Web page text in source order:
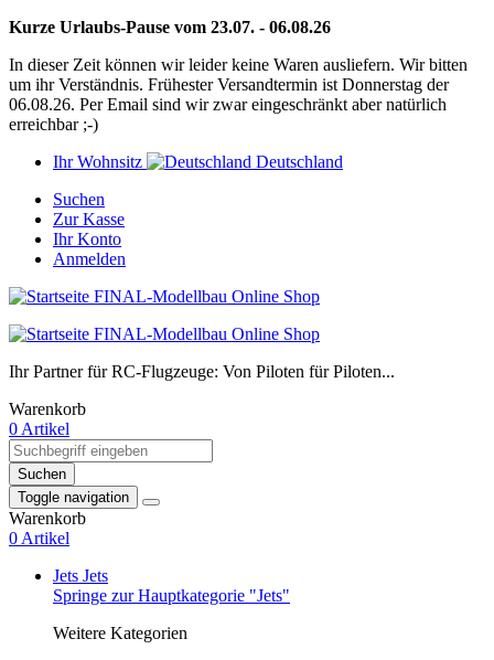
Kurze Urlaubs-Pause vom 23.07. - 06.08.26
In dieser Zeit können wir leider keine Waren ausliefern. Wir bitten
um ihr Verständnis. Frühester Versandtermin ist Donnerstag der
06.08.26. Per Email sind wir zwar eingeschränkt aber natürlich
erreichbar ;-)
Ihr Wohnsitz
Deutschland
Suchen
Zur Kasse
Ihr Konto
Anmelden
Ihr Partner für RC-Flugzeuge: Von Piloten für Piloten...
Warenkorb
0 Artikel
Suchen
Toggle navigation
Warenkorb
0 Artikel
Jets Jets
Springe zur Hauptkategorie "Jets"
Weitere Kategorien